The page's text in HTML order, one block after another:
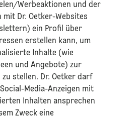
Werbeaktionen und der
mit Dr. Oetker-Websites
ein Profil über
erstellen kann, um
Inhalte (wie
und Angebote) zur
stellen. Dr. Oetker darf
Media-Anzeigen mit
Inhalten ansprechen
Zweck eine